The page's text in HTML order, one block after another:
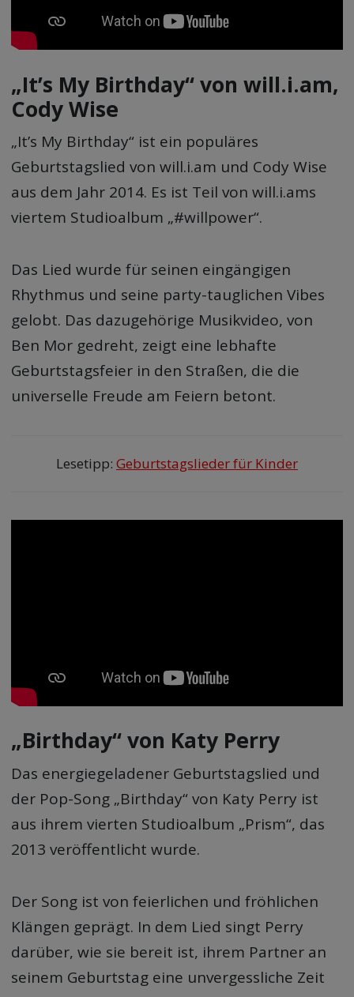
„It’s My Birthday“ von will.i.am,
Cody Wise
„It’s My Birthday“ ist ein populäres
Geburtstagslied von will.i.am und Cody Wise
aus dem Jahr 2014. Es ist Teil von will.i.ams
viertem Studioalbum „#willpower“.
Das Lied wurde für seinen eingängigen
Rhythmus und seine party-tauglichen Vibes
gelobt. Das dazugehörige Musikvideo, von
Ben Mor gedreht, zeigt eine lebhafte
Geburtstagsfeier in den Straßen, die die
universelle Freude am Feiern betont.
Lesetipp: Geburtstagslieder für Kinder
„Birthday“ von Katy Perry
Das energiegeladener Geburtstagslied und
der Pop-Song „Birthday“ von Katy Perry ist
aus ihrem vierten Studioalbum „Prism“, das
2013 veröffentlicht wurde.
Der Song ist von feierlichen und fröhlichen
Klängen geprägt. In dem Lied singt Perry
darüber, wie sie bereit ist, ihrem Partner an
seinem Geburtstag eine unvergessliche Zeit